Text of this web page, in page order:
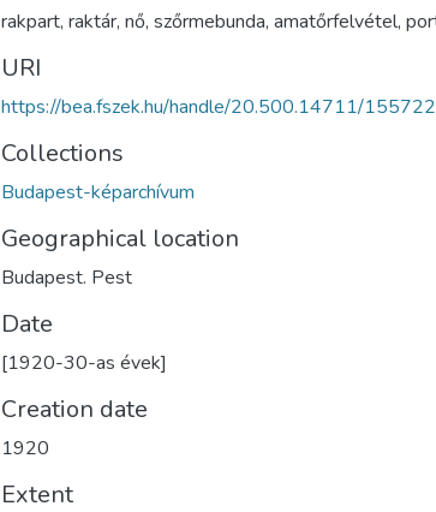
rakpart, raktár, nő, szőrmebunda, amatőrfelvétel,
URI
https://bea.fszek.hu/handle/20.500.14711/155722
Collections
Budapest-képarchívum
Geographical location
Budapest. Pest
Date
[1920-30-as évek]
Creation date
1920
Extent